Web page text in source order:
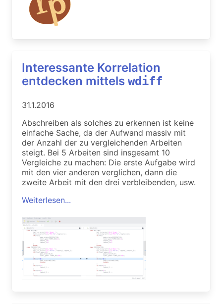
Interessante Korrelation
entdecken mittels wdiff
31.1.2016
Abschreiben als solches zu erkennen ist keine
einfache Sache, da der Aufwand massiv mit
der Anzahl der zu vergleichenden Arbeiten
steigt. Bei 5 Arbeiten sind insgesamt 10
Vergleiche zu machen: Die erste Aufgabe wird
mit den vier anderen verglichen, dann die
zweite Arbeit mit den drei verbleibenden, usw.
Weiterlesen...